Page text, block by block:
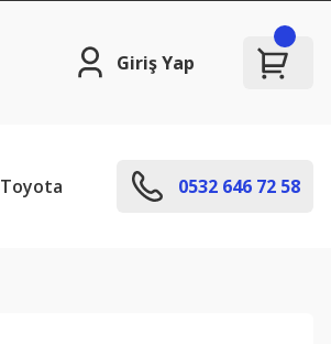
Giriş Yap
Toyota 0532 646 72 58